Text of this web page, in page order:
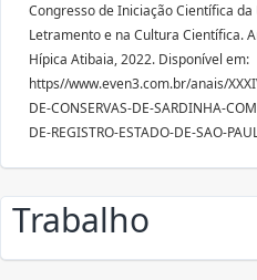
Congresso de Iniciação Científica
Letramento e na Cultura Científica.
Hípica Atibaia, 2022. Disponível em:
https//www.even3.com.br/anais/
DE-CONSERVAS-DE-SARDINHA-
DE-REGISTRO-ESTADO-DE-SAO-
Trabalho